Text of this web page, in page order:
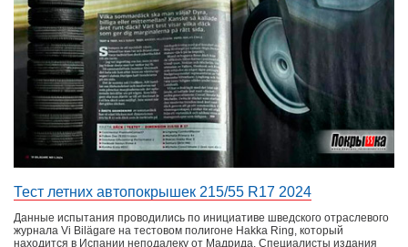
Тест летних автопокрышек 215/55 R17 2024
Данные испытания проводились по инициативе шведского отраслевого
журнала Vi Bilägare на тестовом полигоне Hakka Ring, который
находится в Испании неподалеку от Мадрида. Специалисты издания